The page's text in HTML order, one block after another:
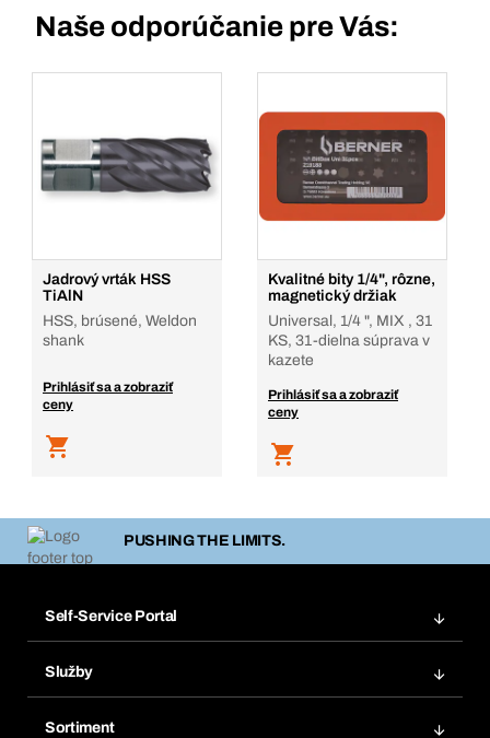
Naše odporúčanie pre Vás:
Jadrový vrták HSS
TiAlN
HSS, brúsené, Weldon
shank
Prihlásiť sa a zobraziť
ceny
Kvalitné bity 1/4", rôzne,
magnetický držiak
Universal, 1/4 ", MIX , 31
KS, 31-dielna súprava v
kazete
Prihlásiť sa a zobraziť
ceny
PUSHING THE LIMITS.
Self-Service Portal
Obľúbené
Služby
Sortiment